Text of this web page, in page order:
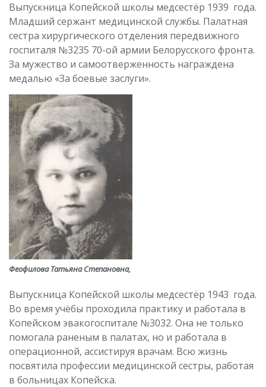
Выпускница Копейской школы медсестёр 1939 года.
Младший сержант медицинской службы. Палатная
сестра хирургического отделения передвижного
госпиталя №3235 70-ой армии Белорусского фронта.
За мужество и самоотверженность награждена
медалью «За боевые заслуги».
Феофилова Татьяна Степановна,
Выпускница Копейской школы медсестёр 1943 года.
Во время учёбы проходила практику и работала в
Копейском эвакогоспитале №3032. Она не только
помогала раненым в палатах, но и работала в
операционной, ассистируя врачам. Всю жизнь
посвятила профессии медицинской сестры, работая
в больницах Копейска.